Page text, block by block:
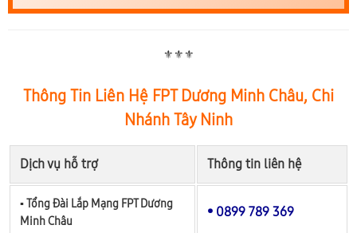
⚜️⚜️⚜️
Thông Tin Liên Hệ FPT Dương Minh Châu, Chi
Nhánh Tây Ninh
Dịch vụ hỗ trợ Thông tin liên hệ
▪︎ Tổng Đài Lắp Mạng FPT Dương
Minh Châu
• 0899 789 369